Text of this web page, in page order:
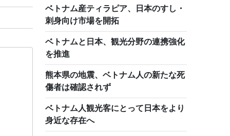
ベトナム産ティラピア、日本のすし・
刺身向け市場を開拓
ベトナムと日本、観光分野の連携強化
を推進
熊本県の地震、ベトナム人の新たな死
傷者は確認されず
ベトナム人観光客にとって日本をより
身近な存在へ